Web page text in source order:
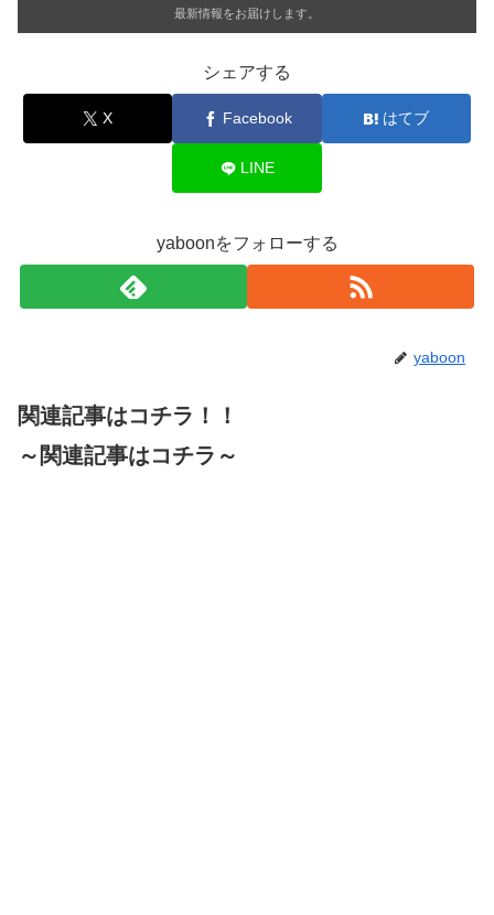
最新情報をお届けします。
シェアする
X Facebook はてブ
LINE
yaboonをフォローする
yaboon
関連記事はコチラ！！
～関連記事はコチラ～